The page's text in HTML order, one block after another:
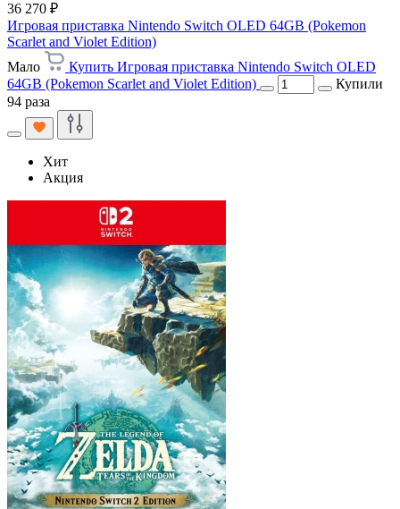
36 270 ₽
Игровая приставка Nintendo Switch OLED 64GB (Pokemon
Scarlet and Violet Edition)
Мало
Купить Игровая приставка Nintendo Switch OLED
64GB (Pokemon Scarlet and Violet Edition)
Купили
94 раза
Хит
Акция